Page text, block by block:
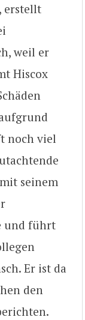
erstellt
weil er
Hiscox
noch viel
seinem
und führt
Er ist da
den